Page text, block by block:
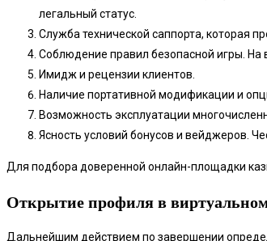
легальный статус.
Служба технической саппорта, которая
Соблюдение правил безопасной игры. На
Имидж и рецензии клиентов.
Наличие портативной модификации и
Возможность эксплуатации
Ясность условий бонусов и вейджеров.
Для подбора доверенной онлайн-площадки
Открытие профиля в
Дальнейшим действием по завершении